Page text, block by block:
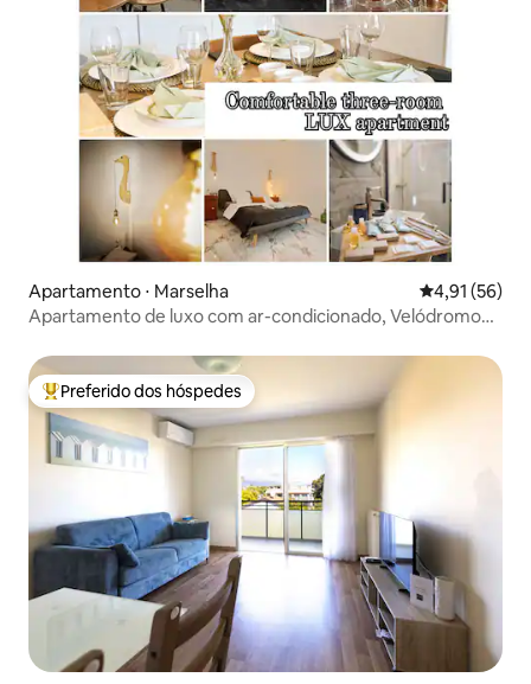
Apartamento ⋅ Marselha 4,91 de uma
4,91 (56)
Apartamento de luxo com ar-condicionado, Velódromo
Entre os melhores preferidos dos hóspedes
Preferido dos hóspedes